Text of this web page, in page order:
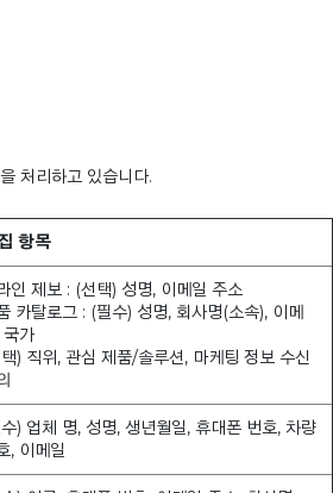
처리하고 있습니다.
항목
인 제보 : (선택) 성명, 이메일 주소
카탈로그 : (필수) 성명, 회사명(소속), 이메
국가
) 직위, 관심 제품/솔루션, 마케팅 정보 수신
) 업체 명, 성명, 생년월일, 휴대폰 번호, 차량
, 이메일